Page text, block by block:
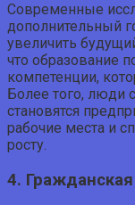
Современные
дополнительный
увеличить
что образование
компетенции,
Более того, люди
становятся
рабочие места и
росту.
4.